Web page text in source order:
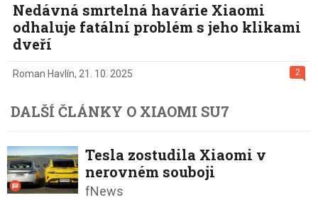
Nedávná smrtelná havárie Xiaomi
odhaluje fatální problém s jeho klikami
dveří
2
Roman Havlín, 21. 10. 2025
DALŠÍ ČLÁNKY O XIAOMI SU7
Tesla zostudila Xiaomi v
nerovném souboji
fNews